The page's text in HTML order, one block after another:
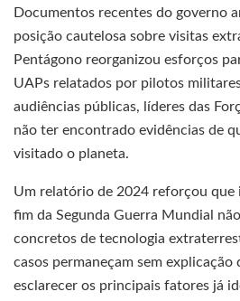
Documentos recentes do governo
posição cautelosa sobre visitas
Pentágono reorganizou esforços
UAPs relatados por pilotos
audiências públicas, líderes das
não ter encontrado evidências de
visitado o planeta.
Um relatório de 2024 reforçou que
fim da Segunda Guerra Mundial
concretos de tecnologia
casos permaneçam sem explicação
esclarecer os principais fatores já